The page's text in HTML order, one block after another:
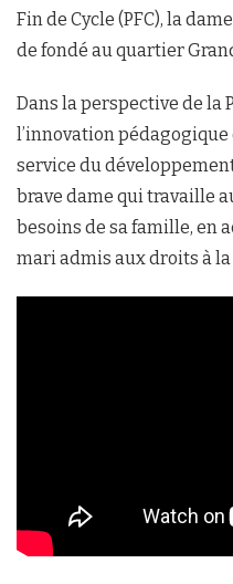
Fin de Cycle (PFC), la
de fondé au quartier
Dans la perspective de la
l’innovation
service du
brave dame qui travaille
besoins de sa famille, en
mari admis aux droits à